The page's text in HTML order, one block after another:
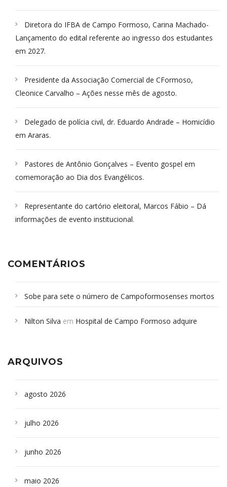
Diretora do IFBA de Campo Formoso, Carina Machado-
Lançamento do edital referente ao ingresso dos estudantes
em 2027.
Presidente da Associação Comercial de CFormoso,
Cleonice Carvalho – Ações nesse mês de agosto.
Delegado de polícia civil, dr. Eduardo Andrade – Homicídio
em Araras.
Pastores de Antônio Gonçalves – Evento gospel em
comemoração ao Dia dos Evangélicos.
Representante do cartório eleitoral, Marcos Fábio – Dá
informações de evento institucional.
COMENTÁRIOS
Sobe para sete o número de Campoformosenses mortos
Campoformosenses que morreram em desabamentos são
Nilton Silva em Hospital de Campo Formoso adquire
ARQUIVOS
agosto 2026
julho 2026
junho 2026
maio 2026